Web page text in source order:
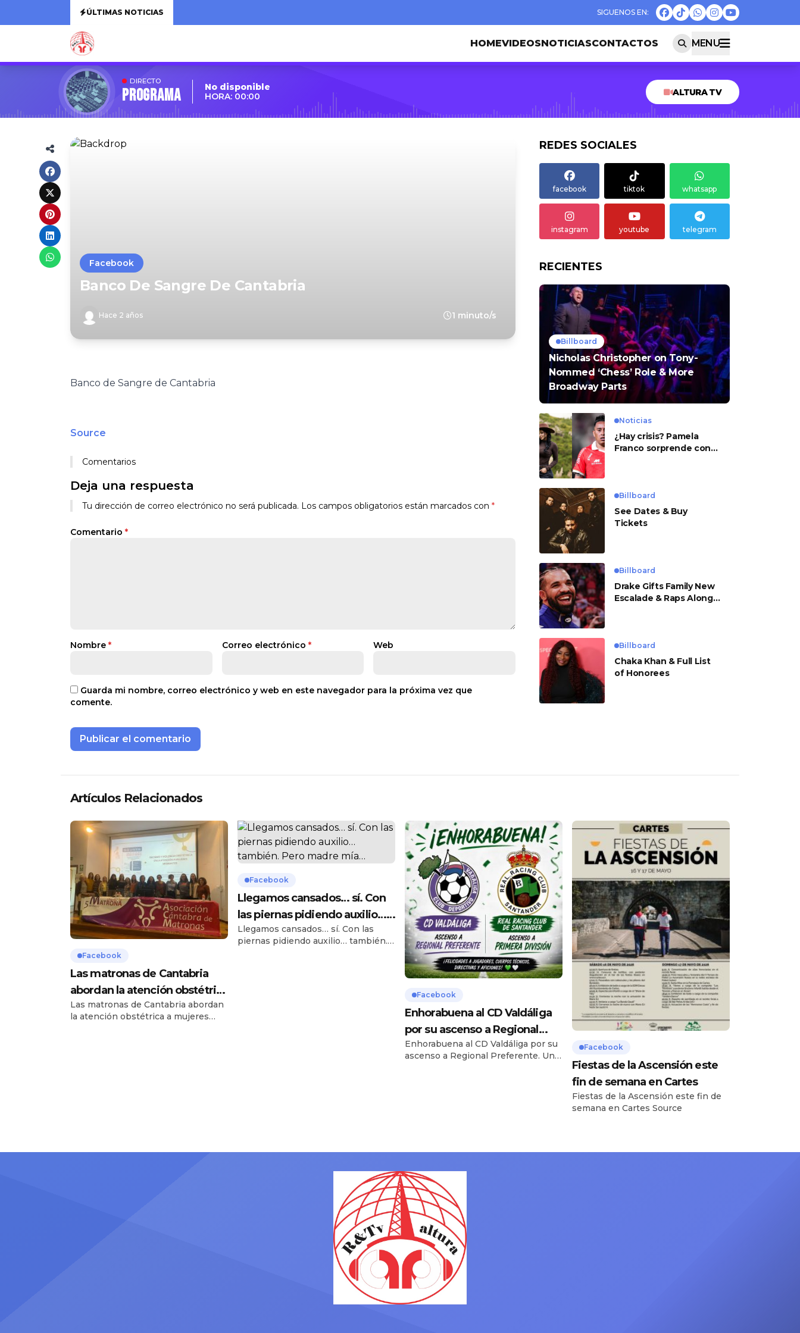
ÚLTIMAS NOTICIAS
HOMEVIDEOSNOTICIASCONTACTOS MENU
DIRECTO
Programa
No disponible
HORA: 00:00
ALTURA TV
Facebook
Banco De Sangre De Cantabria
Hace 2 años 1 minuto/s
Banco de Sangre de Cantabria
Source
Comentarios
Deja una respuesta
Tu dirección de correo electrónico no será publicada. Los campos obligatorios están marcados con *
Comentario *
Nombre * Correo electrónico * Web
Guarda mi nombre, correo electrónico y web en este navegador para la próxima vez que
comente.
REDES SOCIALES
facebook tiktok whatsapp
instagram youtube telegram
RECIENTES
Billboard
Nicholas Christopher on Tony-
Nommed ‘Chess’ Role & More
Broadway Parts
Noticias
¿Hay crisis? Pamela
Franco sorprende con
Billboard
See Dates & Buy
Tickets
Billboard
Drake Gifts Family New
Escalade & Raps Along
Billboard
Chaka Khan & Full List
of Honorees
Artículos Relacionados
Facebook
Las matronas de Cantabria
abordan la atención obstétrica
a mujeres migrantes y v…
Las matronas de Cantabria abordan
la atención obstétrica a mujeres
Facebook
Llegamos cansados… sí. Con
las piernas pidiendo auxilio…
también. Pero madre mía…
Llegamos cansados… sí. Con las
piernas pidiendo auxilio… también.
Facebook
Enhorabuena al CD Valdáliga
por su ascenso a Regional
Preferente. Una temporada …
Enhorabuena al CD Valdáliga por su
ascenso a Regional Preferente. Una
por su ascenso a Primera División.
Facebook
Fiestas de la Ascensión este
fin de semana en Cartes
Fiestas de la Ascensión este fin de
semana en Cartes Source